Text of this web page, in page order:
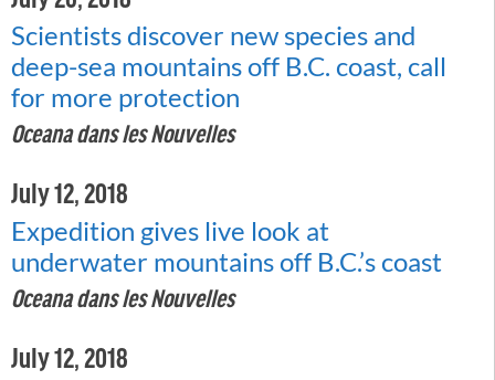
Scientists discover new species and
deep-sea mountains off B.C. coast, call
for more protection
Oceana dans les Nouvelles
July 12, 2018
Expedition gives live look at
underwater mountains off B.C.’s coast
Oceana dans les Nouvelles
July 12, 2018